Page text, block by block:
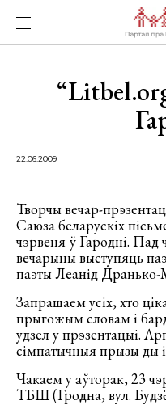
22.06.2009
Творчы вечар-
Саюза беларускіх
чэрвеня ў Гародні. Пад
вечарыны выступяць
паэты Леанід
Запрашаем усіх, хто
прыгожым словам і
удзел у прэзентацыі.
сімпатычныя прызы ды
Чакаем у аўторак, 23
ТБШ (Гродна, вул.